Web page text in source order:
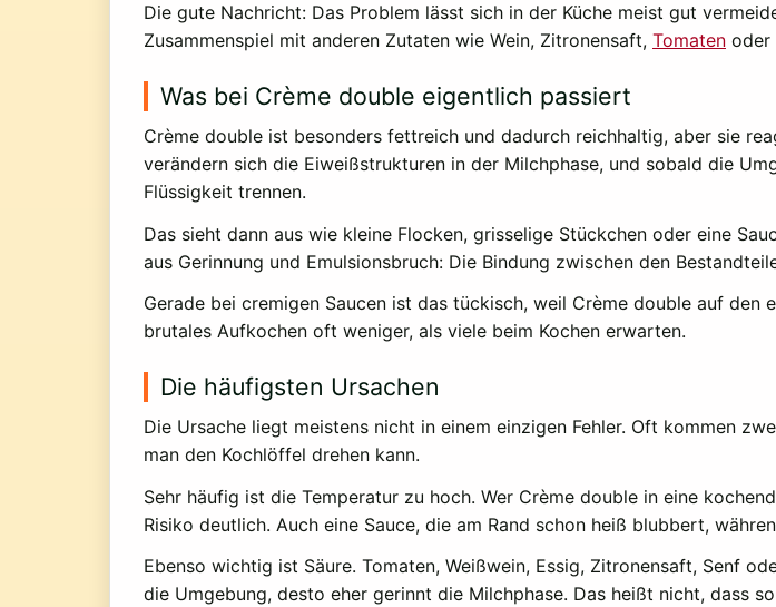
Die gute Nachricht: Das Problem lässt sich in der Küche meist gut
Zusammenspiel mit anderen Zutaten wie Wein, Zitronensaft, Tomaten oder
Was bei Crème double eigentlich passiert
Crème double ist besonders fettreich und dadurch reichhaltig, aber sie
verändern sich die Eiweißstrukturen in der Milchphase, und sobald die
Flüssigkeit trennen.
Das sieht dann aus wie kleine Flocken, grisselige Stückchen oder eine
aus Gerinnung und Emulsionsbruch: Die Bindung zwischen den
Gerade bei cremigen Saucen ist das tückisch, weil Crème double auf
brutales Aufkochen oft weniger, als viele beim Kochen erwarten.
Die häufigsten Ursachen
Die Ursache liegt meistens nicht in einem einzigen Fehler. Oft kommen
man den Kochlöffel drehen kann.
Sehr häufig ist die Temperatur zu hoch. Wer Crème double in eine
Risiko deutlich. Auch eine Sauce, die am Rand schon heiß blubbert,
Ebenso wichtig ist Säure. Tomaten, Weißwein, Essig, Zitronensaft, Senf
die Umgebung, desto eher gerinnt die Milchphase. Das heißt nicht, dass